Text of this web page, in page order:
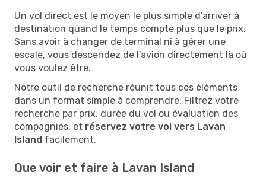
Un vol direct est le moyen le plus simple d'arriver à
destination quand le temps compte plus que le prix.
Sans avoir à changer de terminal ni à gérer une
escale, vous descendez de l'avion directement là où
vous voulez être.
Notre outil de recherche réunit tous ces éléments
dans un format simple à comprendre. Filtrez votre
recherche par prix, durée du vol ou évaluation des
compagnies, et réservez votre vol vers Lavan
Island facilement.
Que voir et faire à Lavan Island